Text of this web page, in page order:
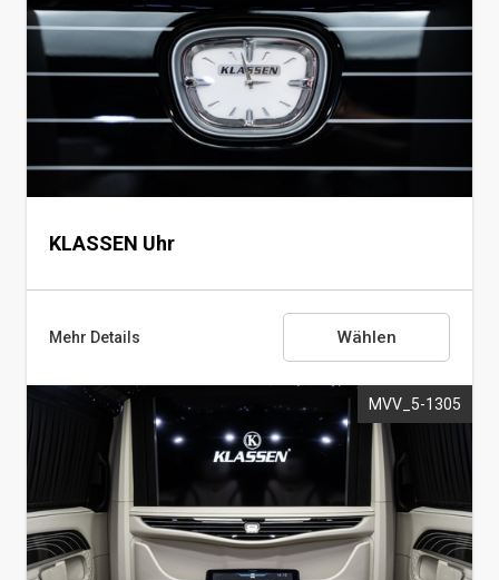
Trennt den VIP-Bereich vom Fahrerbereich mit
einem Mechanismus, der die Glasscheibe und
das TV-Gerät auf- und abfährt
KLASSEN Uhr
KLASSEN Uhr
Mehr Details Wählen
MVV_5-1305